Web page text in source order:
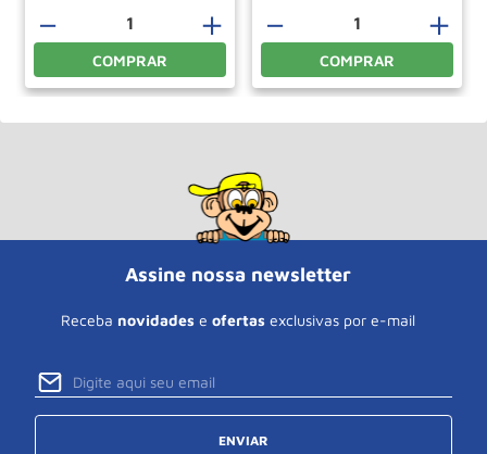
＋
－
COMPRAR
＋
－
COMPRAR
Assine nossa newsletter
Receba novidades e ofertas exclusivas por e-mail
ENVIAR